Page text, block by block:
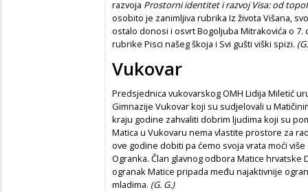
razvoja Prostorni identitet i razvoj Visa: od
osobito je zanimljiva rubrika Iz života Višana,
ostalo donosi i osvrt Bogoljuba Mitrakovića o 7.
rubrike Pisci našeg škoja i Svi gušti viški spizi.
Vukovar
Predsjednica vukovarskog OMH Lidija Miletić
Gimnazije Vukovar koji su sudjelovali u
kraju godine zahvaliti dobrim ljudima koji su
Matica u Vukovaru nema vlastite prostore za
ove godine dobiti pa ćemo svoja vrata moći
Ogranka. Član glavnog odbora Matice hrvatske
ogranak Matice pripada među najaktivnije
mladima. (G. G.)